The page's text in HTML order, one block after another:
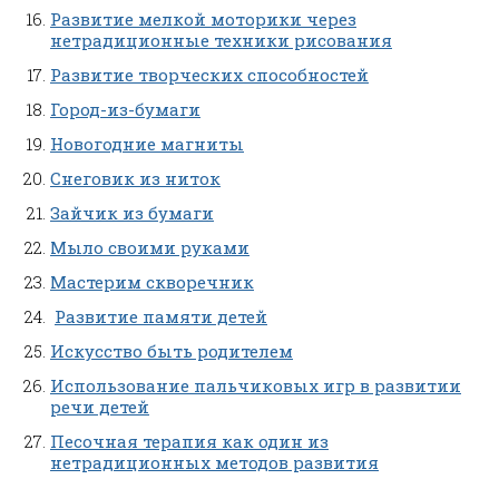
Развитие мелкой моторики через
нетрадиционные техники рисования
Развитие творческих способностей
Город-из-бумаги
Новогодние магниты
Снеговик из ниток
Зайчик из бумаги
Мыло своими руками
Мастерим скворечник
Развитие памяти детей
Искусство быть родителем
Использование пальчиковых игр в развитии
речи детей
Песочная терапия как один из
нетрадиционных методов развития